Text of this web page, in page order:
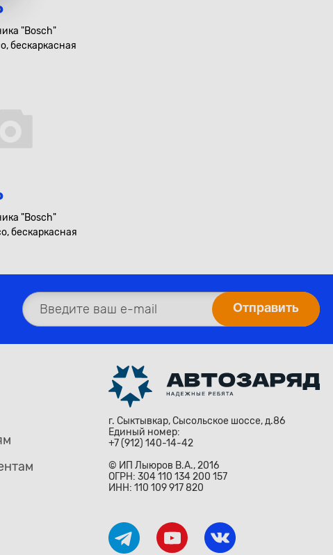
"Bosch"
бескаркасная
"Bosch"
бескаркасная
г. Сыктывкар, Сысольское шоссе, д.86
Единый номер:
+7 (912) 140-14-42
© ИП Лыюров В.А., 2016
ОГРН: 304 110 134 200 157
ИНН: 110 109 917 820